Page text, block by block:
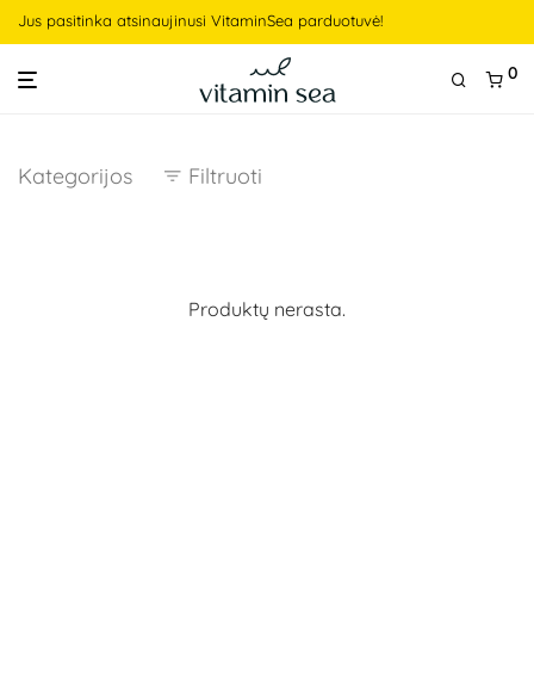
Jus pasitinka atsinaujinusi VitaminSea parduotuvė!
0
Kategorijos Filtruoti
Produktų nerasta.